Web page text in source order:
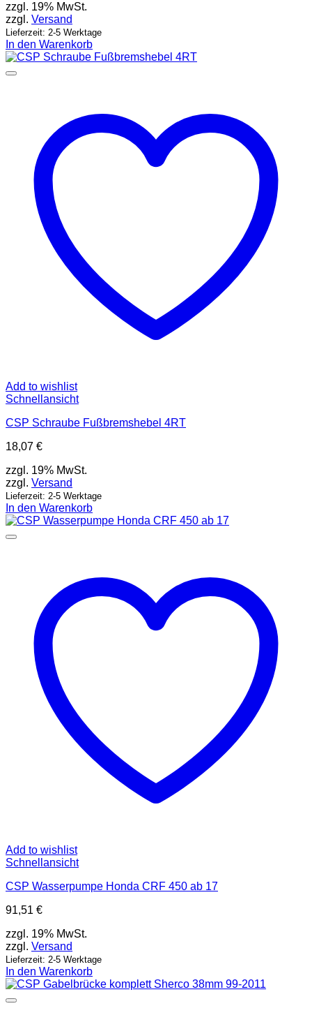
zzgl. 19% MwSt.
zzgl. Versand
Lieferzeit: 2-5 Werktage
In den Warenkorb
Add to wishlist
Schnellansicht
CSP Schraube Fußbremshebel 4RT
18,07 €
zzgl. 19% MwSt.
zzgl. Versand
Lieferzeit: 2-5 Werktage
In den Warenkorb
Add to wishlist
Schnellansicht
CSP Wasserpumpe Honda CRF 450 ab 17
91,51 €
zzgl. 19% MwSt.
zzgl. Versand
Lieferzeit: 2-5 Werktage
In den Warenkorb